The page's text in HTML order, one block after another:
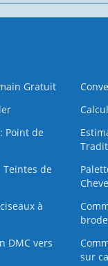
Gratuit
Point de
Teintes de
à
DMC vers
sur